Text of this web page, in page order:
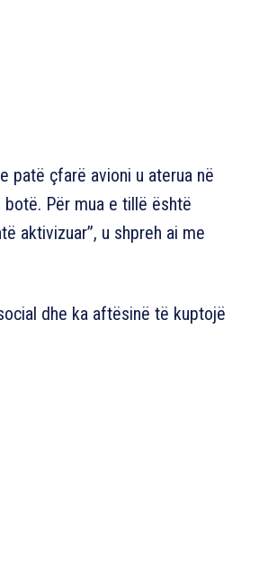
patë çfarë avioni u aterua në
Për mua e tillë është
aktivizuar”, u shpreh ai me
dhe ka aftësinë të kuptojë